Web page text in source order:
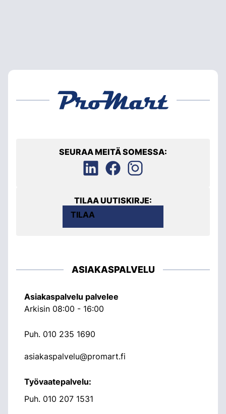
SEURAA MEITÄ SOMESSA:
TILAA UUTISKIRJE:
TILAA
ASIAKASPALVELU
Asiakaspalvelu palvelee
Arkisin 08:00 - 16:00
Puh. 010 235 1690
asiakaspalvelu@promart.fi
Työvaatepalvelu:
Puh. 010 207 1531